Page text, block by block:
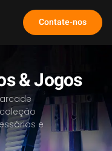
Contate-nos
& Jogos
e